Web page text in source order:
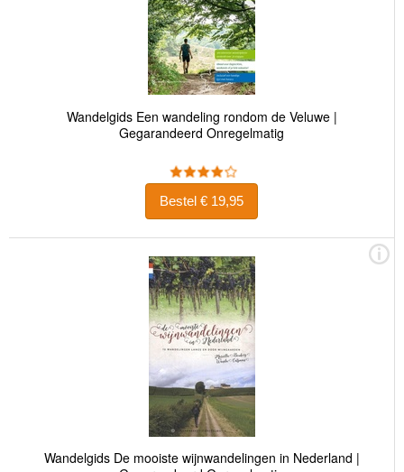
Wandelgids Een wandeling rondom de Veluwe |
Gegarandeerd Onregelmatig
Bestel € 19,95
Wandelgids De mooiste wijnwandelingen in Nederland |